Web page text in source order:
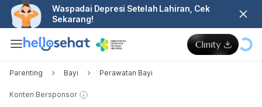
Waspadai Depresi Setelah Lahiran, Cek
Sekarang!
Parenting Bayi Perawatan Bayi
Konten Bersponsor